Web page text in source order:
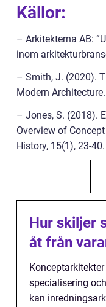
Källor:
– Arkitekterna AB:
inom
– Smith, J. (2020).
Modern
– Jones, S. (2018).
Overview of
History, 15(1), 23-40.
Hur skiljer
åt från
specialisering
kan